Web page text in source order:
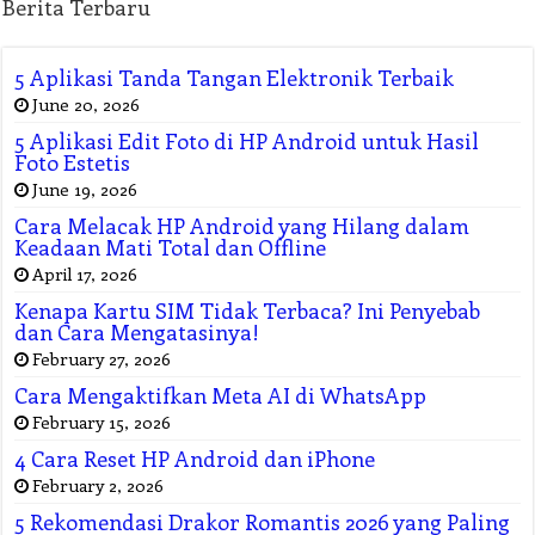
Berita Terbaru
5 Aplikasi Tanda Tangan Elektronik Terbaik
June 20, 2026
5 Aplikasi Edit Foto di HP Android untuk Hasil
Foto Estetis
June 19, 2026
Cara Melacak HP Android yang Hilang dalam
Keadaan Mati Total dan Offline
April 17, 2026
Kenapa Kartu SIM Tidak Terbaca? Ini Penyebab
dan Cara Mengatasinya!
February 27, 2026
Cara Mengaktifkan Meta AI di WhatsApp
February 15, 2026
4 Cara Reset HP Android dan iPhone
February 2, 2026
5 Rekomendasi Drakor Romantis 2026 yang Paling